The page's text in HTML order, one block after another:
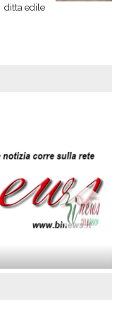
ditta edile